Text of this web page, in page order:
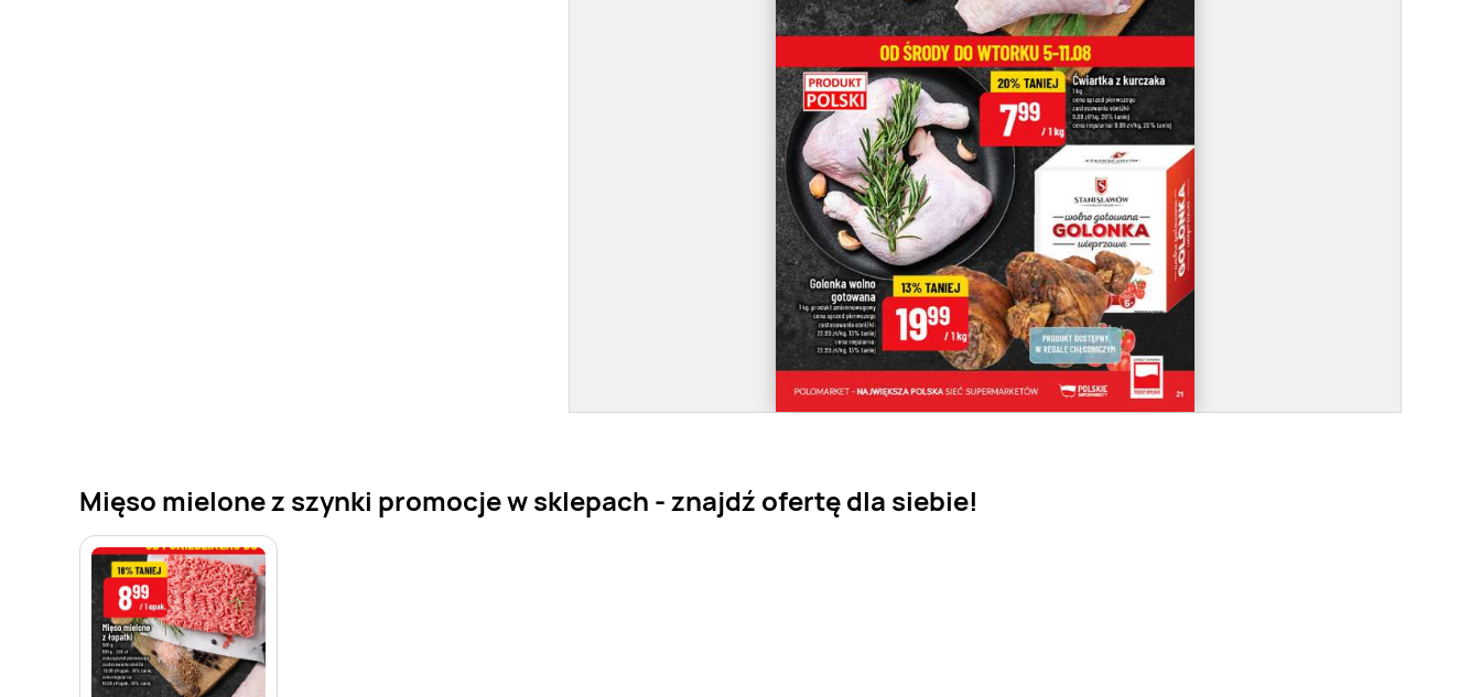
Mięso mielone z szynki promocje w sklepach - znajdź ofertę dla siebie!